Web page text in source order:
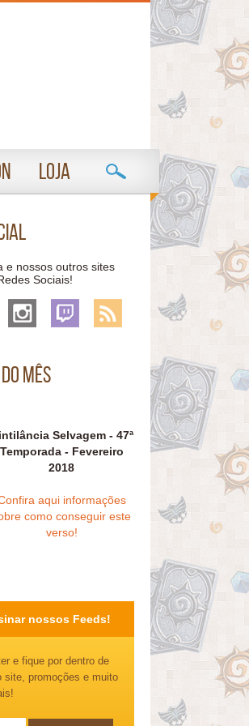
Loja
e nossos outros sites
Sociais!
mês
Selvagem - 47ª
Temporada - Fevereiro
2018
aqui informações
como conseguir este
verso!
nossos Feeds!
e fique por dentro de
site, promoções e muito